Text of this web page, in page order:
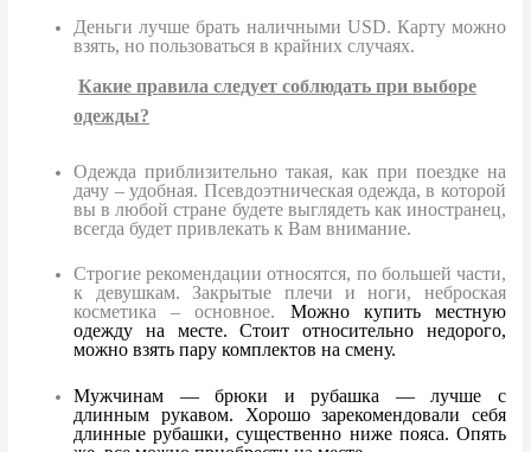
Деньги лучше брать наличными USD. Карту можно
взять, но пользоваться в крайних случаях.
Какие правила следует соблюдать при выборе
одежды?
Одежда приблизительно такая, как при поездке на
дачу – удобная. Псевдоэтническая одежда, в которой
вы в любой стране будете выглядеть как иностранец,
всегда будет привлекать к Вам внимание.
Строгие рекомендации относятся, по большей части,
к девушкам. Закрытые плечи и ноги, неброская
косметика – основное. Можно купить местную
одежду на месте. Стоит относительно недорого,
можно взять пару комплектов на смену.
Мужчинам — брюки и рубашка — лучше с
длинным рукавом. Хорошо зарекомендовали себя
длинные рубашки, существенно ниже пояса. Опять